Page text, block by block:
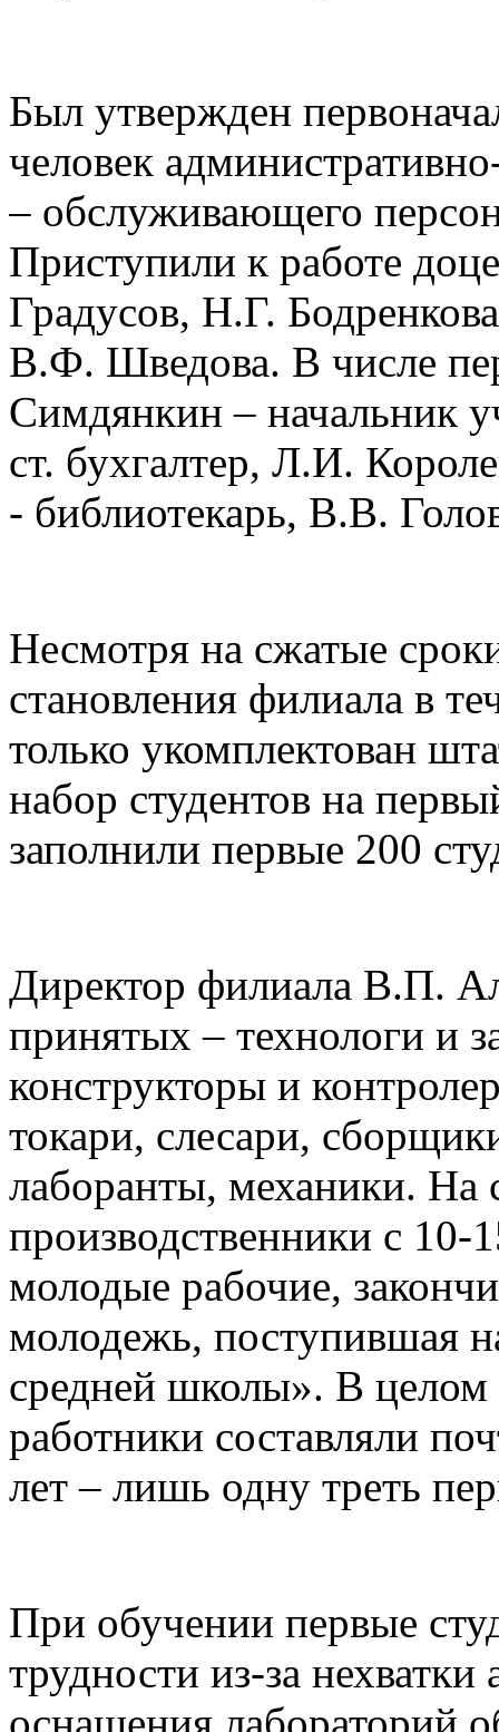
Был утвержден
человек
– обслуживающего
Приступили к работе
Градусов, Н.Г.
В.Ф. Шведова. В числе
Симдянкин – начальник
ст. бухгалтер, Л.И.
- библиотекарь, В.В.
Несмотря на сжатые
становления филиала в
только укомплектован
набор студентов на
заполнили первые 200
Директор филиала В.П.
принятых – технологи и
конструкторы и
токари, слесари,
лаборанты, механики. На
производственники с
молодые рабочие,
молодежь, поступившая
средней школы». В целом
работники составляли
лет – лишь одну треть
При обучении первые
трудности из-за
оснащения лабораторий